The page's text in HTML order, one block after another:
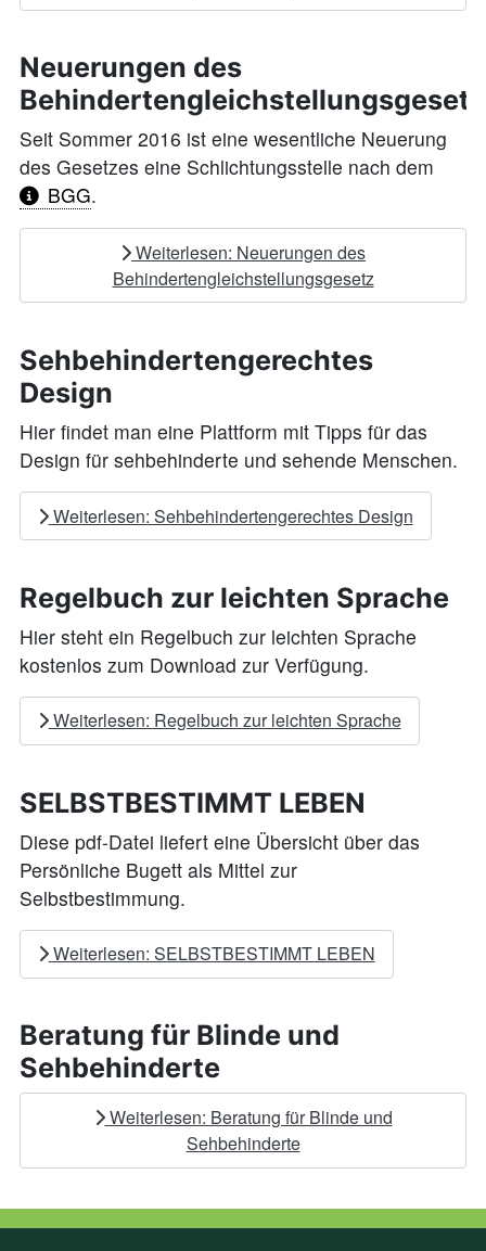
Neuerungen des
Behindertengleichstellungsgesetz
Seit Sommer 2016 ist eine wesentliche Neuerung
des Gesetzes eine Schlichtungsstelle nach dem
BGG.
Weiterlesen: Neuerungen des
Behindertengleichstellungsgesetz
Sehbehindertengerechtes
Design
Hier findet man eine Plattform mit Tipps für das
Design für sehbehinderte und sehende Menschen.
Weiterlesen: Sehbehindertengerechtes Design
Regelbuch zur leichten Sprache
Hier steht ein Regelbuch zur leichten Sprache
kostenlos zum Download zur Verfügung.
Weiterlesen: Regelbuch zur leichten Sprache
SELBSTBESTIMMT LEBEN
Diese pdf-Datei liefert eine Übersicht über das
Persönliche Bugett als Mittel zur
Selbstbestimmung.
Weiterlesen: SELBSTBESTIMMT LEBEN
Beratung für Blinde und
Sehbehinderte
Weiterlesen: Beratung für Blinde und
Sehbehinderte